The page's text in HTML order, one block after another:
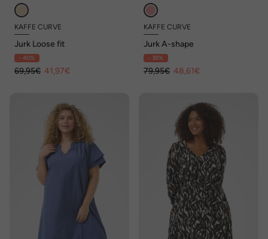
KAFFE CURVE
Jurk Loose fit
- 40%
69,95€ 41,97€
KAFFE CURVE
Jurk A-shape
- 39%
79,95€ 48,61€